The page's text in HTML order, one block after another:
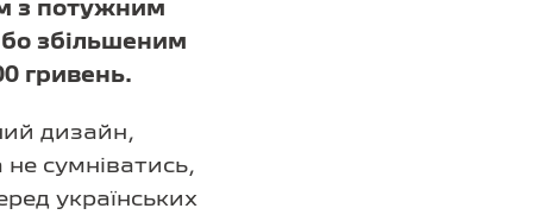
з потужним
збільшеним
гривень.
дизайн,
сумніватись,
українських